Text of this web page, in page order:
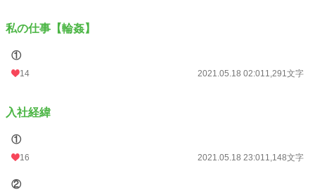
初回公開日時 2021.05.18 02:01
初回完結日時
週間ポイント
私の仕事【輪姦】
①
14 2021.05.18 02:011,291文字
入社経緯
①
16 2021.05.18 23:011,148文字
②